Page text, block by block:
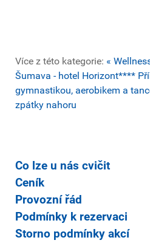
Více z této kategorie: «
Šumava - hotel Horizont****
gymnastikou, aerobikem a
zpátky nahoru
Co lze u nás cvičit
Ceník
Provozní řád
Podmínky k rezervaci
Storno podmínky akcí